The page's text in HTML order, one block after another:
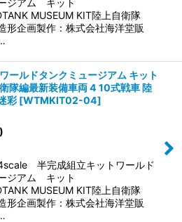
ジアム キット
MUSEUM KIT陸上自衛隊
形企画製作：株式会社海洋堂販
ールドタンクミュージアム キット
隊編最新装備車両 4 10式戦車 陸
彩 [WTMKIT02-04]
半完成組立キットワールド
ジアム キット
MUSEUM KIT陸上自衛隊
形企画製作：株式会社海洋堂販